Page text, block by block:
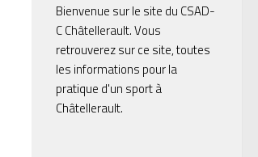
Bienvenue sur le site du CSAD-
C Châtellerault. Vous
retrouverez sur ce site, toutes
les informations pour la
pratique d'un sport à
Châtellerault.